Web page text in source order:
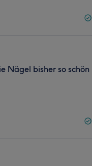
Nägel bisher so schön